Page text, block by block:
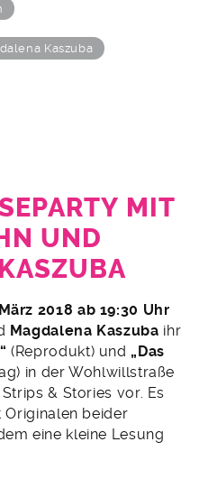
Kaszuba
MIT
UND
2018 ab 19:30 Uhr
Magdalena Kaszuba ihr
(Reprodukt) und „Das
in der Wohlwillstraße
& Stories vor. Es
beider
eine kleine Lesung